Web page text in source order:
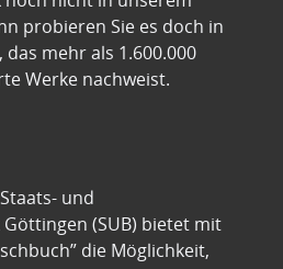
probieren Sie es doch in
mehr als 1.600.000
Werke nachweist.
und
(SUB) bietet mit
die Möglichkeit,